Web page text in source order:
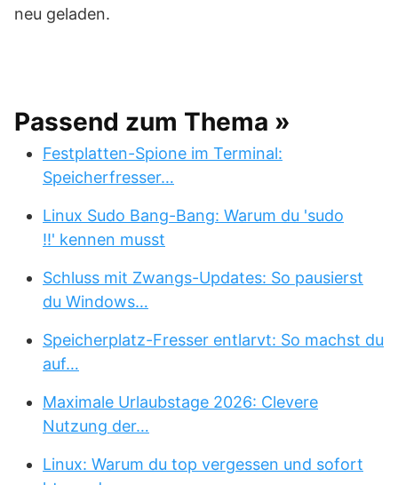
neu geladen.
Passend zum Thema »
Festplatten-Spione im Terminal:
Speicherfresser…
Linux Sudo Bang-Bang: Warum du 'sudo
!!' kennen musst
Schluss mit Zwangs-Updates: So pausierst
du Windows…
Speicherplatz-Fresser entlarvt: So machst du
auf…
Maximale Urlaubstage 2026: Clevere
Nutzung der…
Linux: Warum du top vergessen und sofort